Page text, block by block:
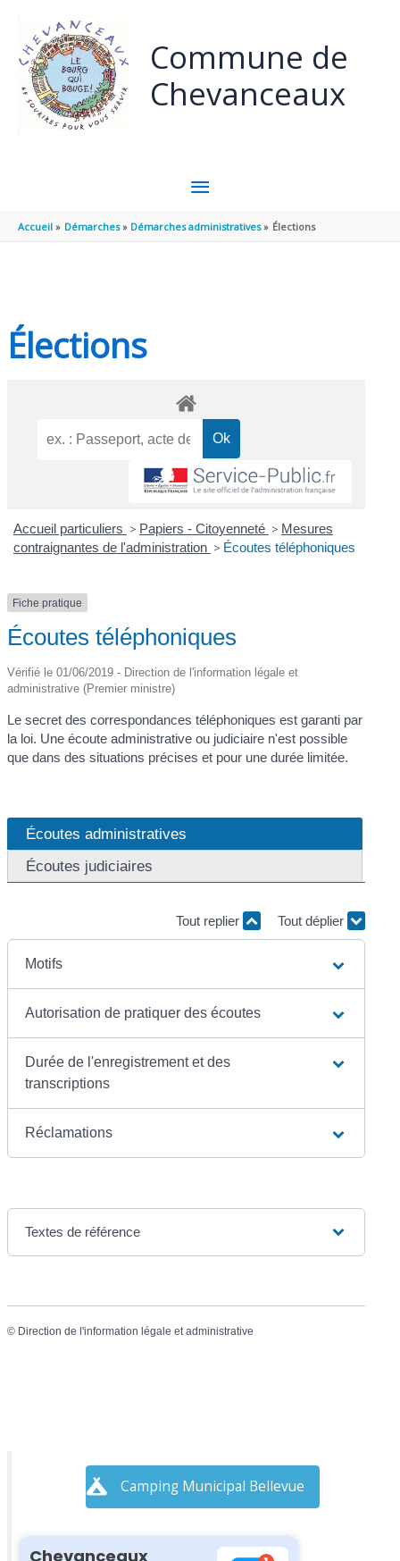
Commune de
Chevanceaux
MENU
PRINCIPAL
Accueil Démarches Démarches administratives Élections
Élections
Accueil particuliers > Papiers - Citoyenneté > Mesures
contraignantes de l'administration > Écoutes téléphoniques
Fiche pratique
Écoutes téléphoniques
Vérifié le 01/06/2019 - Direction de l'information légale et
administrative (Premier ministre)
Le secret des correspondances téléphoniques est garanti par
la loi. Une écoute administrative ou judiciaire n'est possible
que dans des situations précises et pour une durée limitée.
Écoutes administratives
Écoutes judiciaires
Tout replier Tout déplier
Motifs
Autorisation de pratiquer des écoutes
Durée de l'enregistrement et des
transcriptions
Réclamations
Textes de référence
© Direction de l'information légale et administrative
Camping Municipal Bellevue